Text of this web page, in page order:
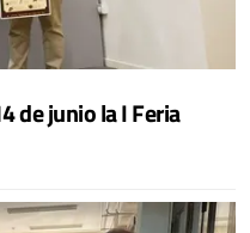
de junio la I Feria